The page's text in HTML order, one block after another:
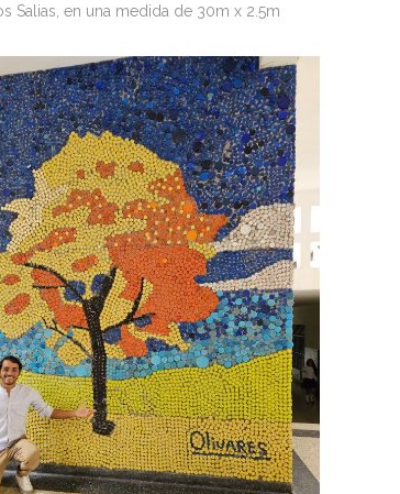
Salias, en una medida de 30m x 2.5m
PAISAJES Y NATURALEZA